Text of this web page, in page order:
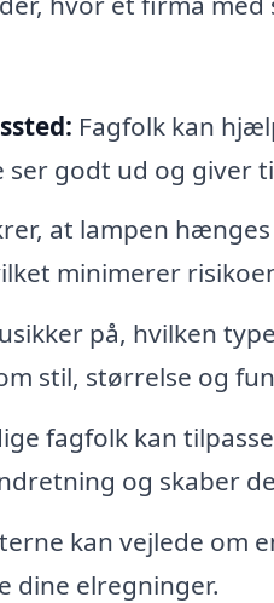
Fagfolk kan
ser godt ud og
at lampen
minimerer
på, hvilken
stil, størrelse og
fagfolk kan
og skaber
kan vejlede om
dine elregninger.